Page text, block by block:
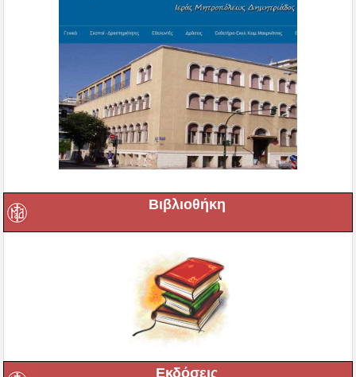
Βιβλιοθήκη
Εκδόσεις